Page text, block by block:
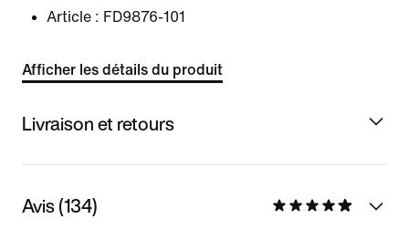
Article : FD9876-101
Afficher les détails du produit
Livraison et retours
Avis (134)